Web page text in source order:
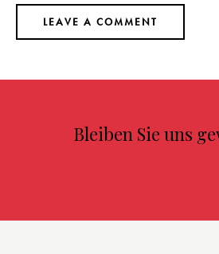
Bleiben Sie uns